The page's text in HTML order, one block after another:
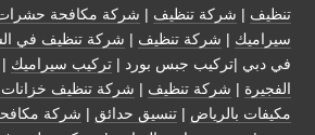
تنظيف | شركة تنظيف | شركة مكافحة
سيراميك | شركة تنظيف | شركة تنظيف في
في دبي |تركيب جبس بورد | تركيب سيراميك |
الفجيرة | شركة تنظيف | شركة تنظيف خزانات
مكيفات بالرياض | تنسيق حدائق | شركة